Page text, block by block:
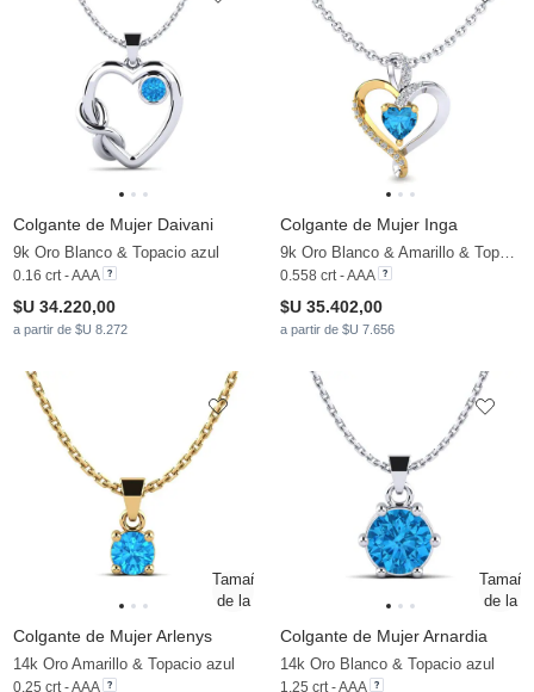
Colgante de Mujer Daivani
9k Oro Blanco & Topacio azul
0.16 crt - AAA
$U 34.220,00
a partir de $U 8.272
Colgante de Mujer Inga
9k Oro Blanco & Amarillo & Topacio azul & Diamante
0.558 crt - AAA
$U 35.402,00
a partir de $U 7.656
Colgante de Mujer Arlenys
14k Oro Amarillo & Topacio azul
0.25 crt - AAA
Colgante de Mujer Arnardia
14k Oro Blanco & Topacio azul
1.25 crt - AAA